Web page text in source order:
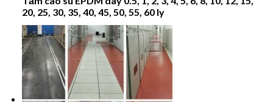
20, 25, 30, 35, 40, 45, 50, 55, 60 ly